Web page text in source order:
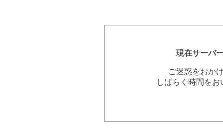
現在サーバ
ご迷惑をおか
しばらく時間を